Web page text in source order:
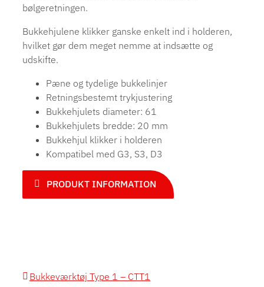
bølgeretningen.
Bukkehjulene klikker ganske enkelt ind i holderen,
hvilket gør dem meget nemme at indsætte og
udskifte.
Pæne og tydelige bukkelinjer
Retningsbestemt trykjustering
Bukkehjulets diameter: 61
Bukkehjulets bredde: 20 mm
Bukkehjul klikker i holderen
Kompatibel med G3, S3, D3
PRODUKT INFORMATION
Bukkeværktøj Type 1 – CTT1